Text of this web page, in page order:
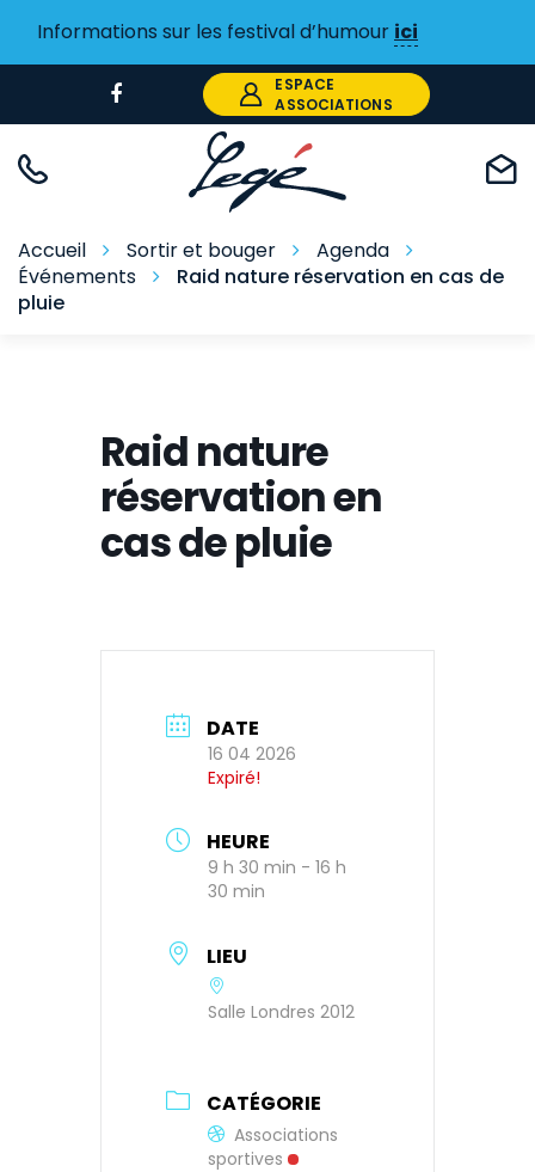
Informations sur les festival d’humour ici
vers
Facebook
ESPACE
ASSOCIATIONS
Accueil Sortir et bouger
Agenda
Événements
Raid nature réservation en cas de
pluie
Raid nature
réservation en
cas de pluie
DATE
16 04 2026
Expiré!
HEURE
9 h 30 min - 16 h
30 min
LIEU
Salle Londres 2012
CATÉGORIE
Associations
sportives